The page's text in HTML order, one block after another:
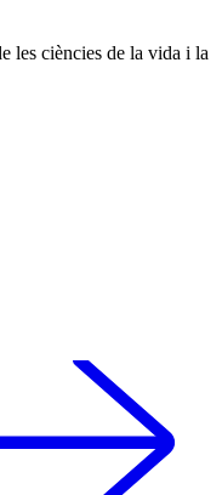
les ciències de la vida i la